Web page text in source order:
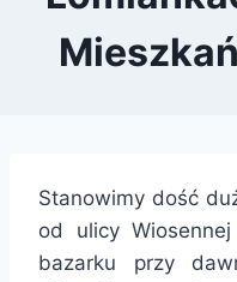
Stanowimy dość
od ulicy
bazarku przy